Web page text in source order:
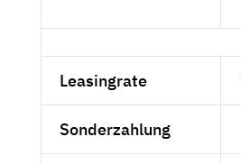
Leasingrate
Sonderzahlung